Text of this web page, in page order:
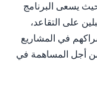
يسعى البرنامج
على التقاعد،
في المشاريع
من أجل المساهمة في